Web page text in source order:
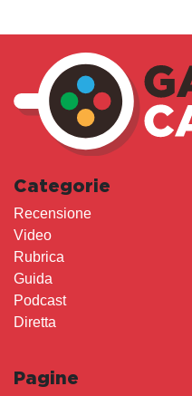
Categorie
Recensione
Video
Rubrica
Guida
Podcast
Diretta
Pagine